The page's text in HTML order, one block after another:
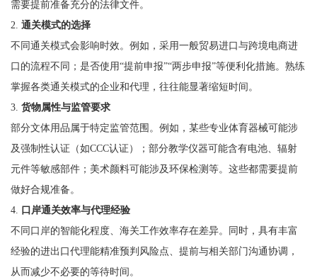
需要提前准备充分的法律文件。
2. 通关模式的选择
不同通关模式会影响时效。例如，采用一般贸易进口与跨境电商进
口的流程不同；是否使用“提前申报”“两步申报”等便利化措施。熟练
掌握各类通关模式的企业和代理，往往能显著缩短时间。
3. 货物属性与监管要求
部分文体用品属于特定监管范围。例如，某些专业体育器械可能涉
及强制性认证（如CCC认证）；部分教学仪器可能含有电池、辐射
元件等敏感部件；美术颜料可能涉及环保检测等。这些都需要提前
做好合规准备。
4. 口岸通关效率与代理经验
不同口岸的智能化程度、海关工作效率存在差异。同时，具有丰富
经验的进出口代理能精准预判风险点、提前与相关部门沟通协调，
从而减少不必要的等待时间。